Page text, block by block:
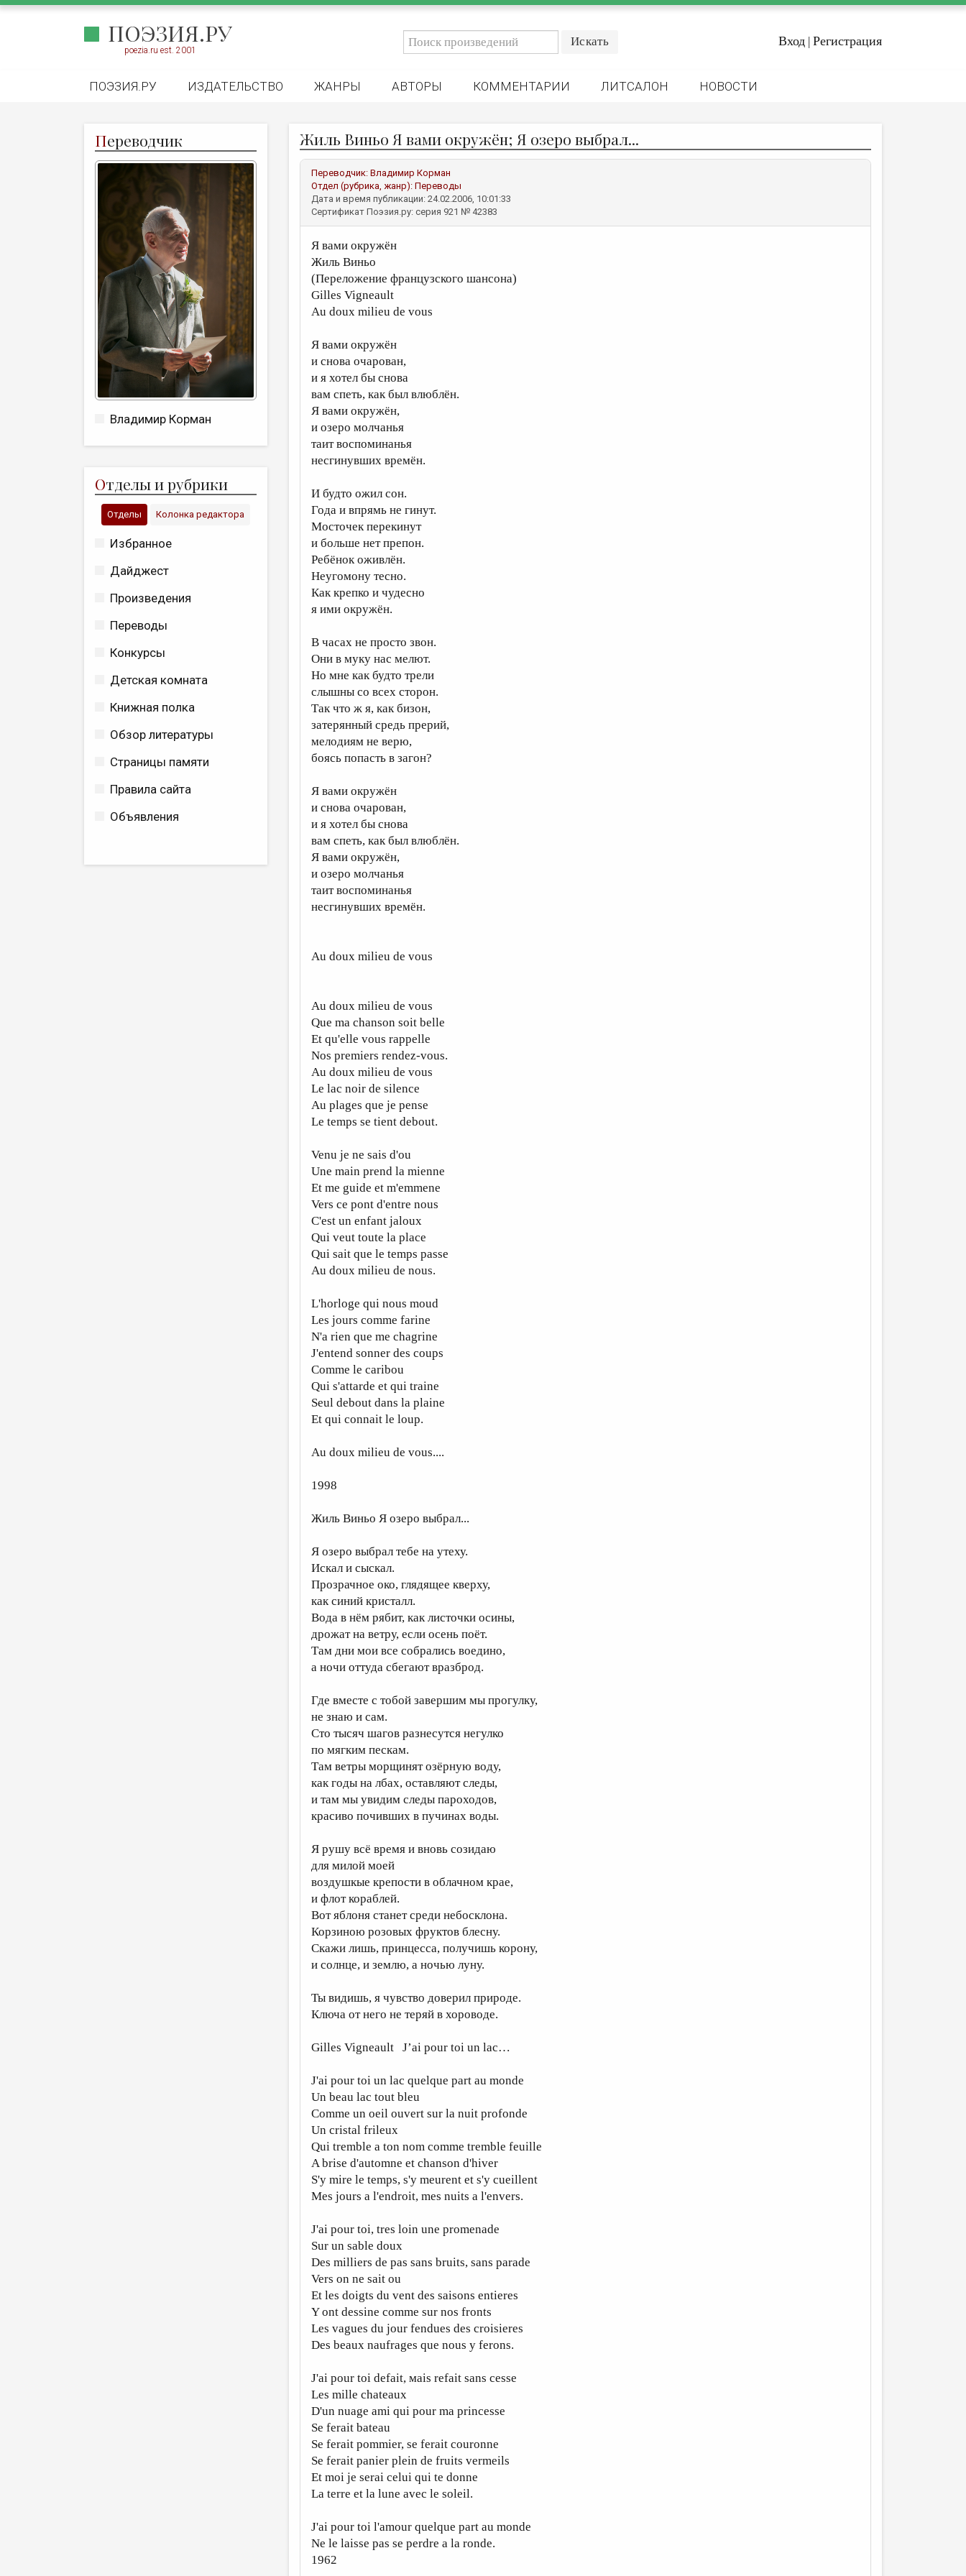
ПОЭЗИЯ.РУ
poezia.ru est. 2001
Вход | Регистрация
ПОЭЗИЯ.РУ ИЗДАТЕЛЬСТВО ЖАНРЫ АВТОРЫ КОММЕНТАРИИ ЛИТСАЛОН НОВОСТИ
Переводчик
Владимир Корман
Отделы и рубрики
Отделы Колонка редактора
Избранное
Дайджест
Произведения
Переводы
Конкурсы
Детская комната
Книжная полка
Обзор литературы
Страницы памяти
Правила сайта
Объявления
Жиль Виньо Я вами окружён; Я озеро выбрал...
Переводчик: Владимир Корман
Отдел (рубрика, жанр): Переводы
Дата и время публикации: 24.02.2006, 10:01:33
Сертификат Поэзия.ру: серия 921 № 42383
Я вами окружён
Жиль Виньо
(Переложение французского шансона)
Gilles Vigneault
Au doux milieu de vous
Я вами окружён
и снова очарован,
и я хотел бы снова
вам спеть, как был влюблён.
Я вами окружён,
и озеро молчанья
таит воспоминанья
несгинувших времён.
И будто ожил сон.
Года и впрямь не гинут.
Мосточек перекинут
и больше нет препон.
Ребёнок оживлён.
Неугомону тесно.
Как крепко и чудесно
я ими окружён.
В часах не просто звон.
Они в муку нас мелют.
Но мне как будто трели
слышны со всех сторон.
Так что ж я, как бизон,
затерянный средь прерий,
мелодиям не верю,
боясь попасть в загон?
Я вами окружён
и снова очарован,
и я хотел бы снова
вам спеть, как был влюблён.
Я вами окружён,
и озеро молчанья
таит воспоминанья
несгинувших времён.
Au doux milieu de vous
Au doux milieu de vous
Que ma chanson soit belle
Et qu'elle vous rappelle
Nos premiers rendez-vous.
Au doux milieu de vous
Le lac noir de silence
Au plages que je pense
Le temps se tient debout.
Venu je ne sais d'ou
Une main prend la mienne
Et me guide et m'emmene
Vers ce pont d'entre nous
C'est un enfant jaloux
Qui veut toute la place
Qui sait que le temps passe
Au doux milieu de nous.
L'horloge qui nous moud
Les jours comme farine
N'a rien que me chagrine
J'entend sonner des coups
Comme le caribou
Qui s'attarde et qui traine
Seul debout dans la plaine
Et qui connait le loup.
Au doux milieu de vous....
1998
Жиль Виньо Я озеро выбрал...
Я озеро выбрал тебе на утеху.
Искал и сыскал.
Прозрачное око, глядящее кверху,
как синий кристалл.
Вода в нём рябит, как листочки осины,
дрожат на ветру, если осень поёт.
Там дни мои все собрались воедино,
а ночи оттуда сбегают вразброд.
Где вместе с тобой завершим мы прогулку,
не знаю и сам.
Сто тысяч шагов разнесутся негулко
по мягким пескам.
Там ветры морщинят озёрную воду,
как годы на лбах, оставляют следы,
и там мы увидим следы пароходов,
красиво почивших в пучинах воды.
Я рушу всё время и вновь созидаю
для милой моей
воздушкые крепости в облачном крае,
и флот кораблей.
Вот яблоня станет среди небосклона.
Корзиною розовых фруктов блесну.
Скажи лишь, принцесса, получишь корону,
и солнце, и землю, а ночью луну.
Ты видишь, я чувство доверил природе.
Ключа от него не теряй в хороводе.
Gilles Vigneault J’ai pour toi un lac…
J'ai pour toi un lac quelque part au monde
Un beau lac tout bleu
Comme un oeil ouvert sur la nuit profonde
Un cristal frileux
Qui tremble a ton nom comme tremble feuille
A brise d'automne et chanson d'hiver
S'y mire le temps, s'y meurent et s'y cueillent
Mes jours a l'endroit, mes nuits a l'envers.
J'ai pour toi, tres loin une promenade
Sur un sable doux
Des milliers de pas sans bruits, sans parade
Vers on ne sait ou
Et les doigts du vent des saisons entieres
Y ont dessine comme sur nos fronts
Les vagues du jour fendues des croisieres
Des beaux naufrages que nous y ferons.
J'ai pour toi defait, мais refait sans cesse
Les mille chateaux
D'un nuage ami qui pour ma princesse
Se ferait bateau
Se ferait pommier, se ferait couronne
Se ferait panier plein de fruits vermeils
Et moi je serai celui qui te donne
La terre et la lune avec le soleil.
J'ai pour toi l'amour quelque part au monde
Ne le laisse pas se perdre a la ronde.
1962